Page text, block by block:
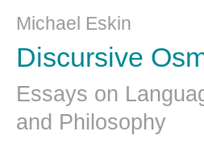
Michael Eskin
Discursive
Essays on
and Philosophy